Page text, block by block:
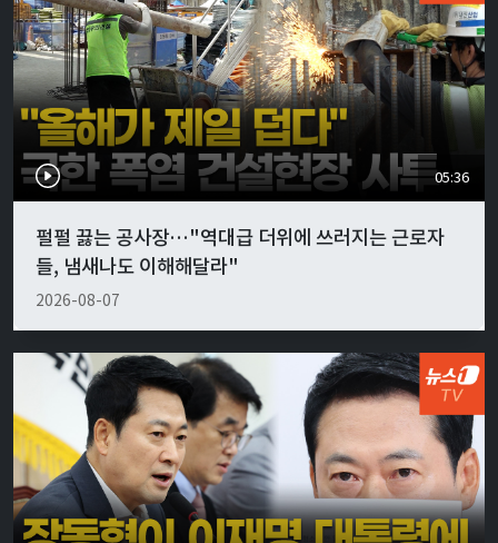
05:36
펄펄 끓는 공사장…"역대급 더위에 쓰러지는 근로자
들, 냄새나도 이해해달라"
2026-08-07